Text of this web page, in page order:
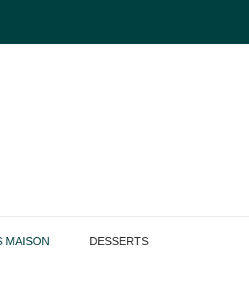
MAISON DESSERTS